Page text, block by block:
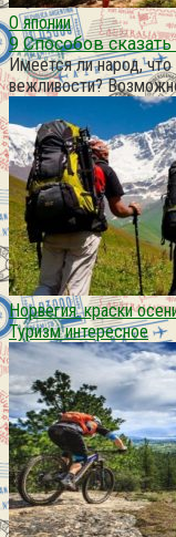
О японии
9 Способов
Имеется ли народ,
вежливости?
Норвегия. краски
Туризм интересное